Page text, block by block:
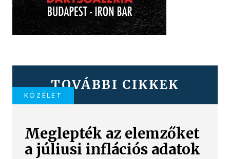
TOVÁBBI CIKKEK
KÖZÉLET
Meglepték az elemzőket
a júliusi inflációs adatok